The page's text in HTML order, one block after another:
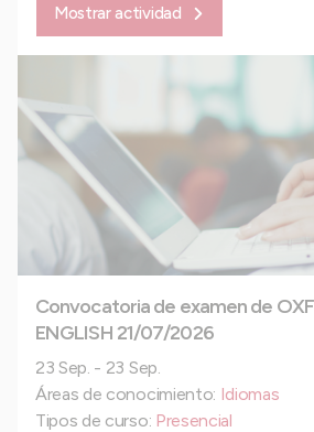
Mostrar actividad
Convocatoria de examen de
ENGLISH 21/07/2026
23 Sep. - 23 Sep.
Áreas de conocimiento: Idiomas
Tipos de curso: Presencial